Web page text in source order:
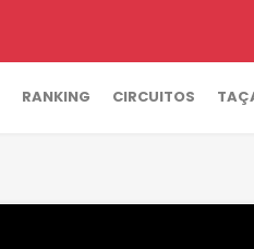
RANKING CIRCUITOS